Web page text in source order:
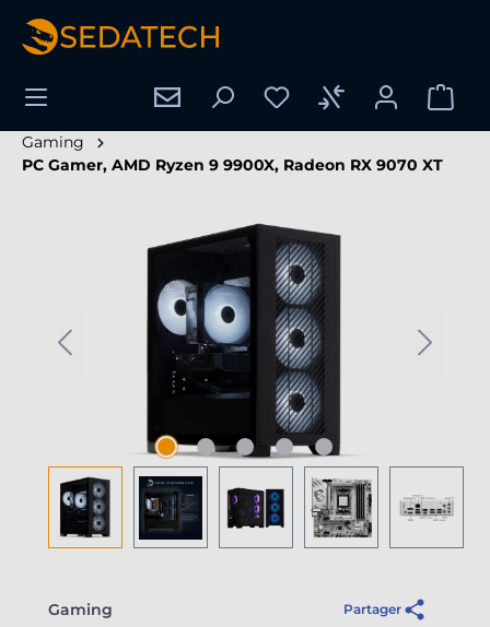
principal
Gaming
PC Gamer, AMD Ryzen 9 9900X, Radeon RX 9070 XT
Ignorer la galerie d'images
Gaming Partager